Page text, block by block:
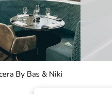
By Bas & Niki